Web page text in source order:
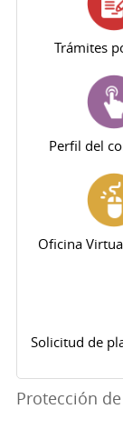
Trámites
Perfil del
Oficina
Solicitud de
Protección